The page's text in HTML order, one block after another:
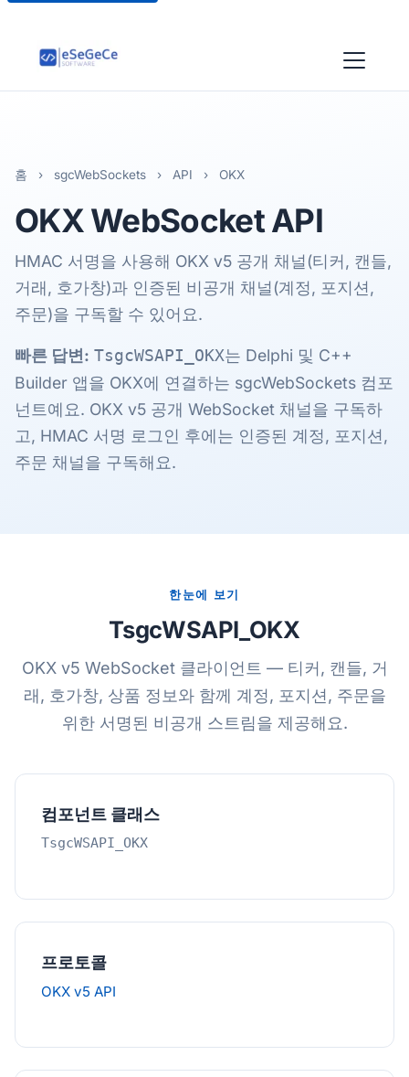
홈 › sgcWebSockets › API › OKX
OKXWebSocket API
HMAC 서명을 사용해 OKX v5 공개 채널(티커, 캔들,
거래, 호가창)과 인증된 비공개 채널(계정, 포지션,
주문)을 구독할 수 있어요.
빠른 답변: TsgcWSAPI_OKX는 Delphi 및 C++
Builder 앱을 OKX에 연결하는 sgcWebSockets 컴포
넌트예요. OKX v5 공개 WebSocket 채널을 구독하
고, HMAC 서명 로그인 후에는 인증된 계정, 포지션,
주문 채널을 구독해요.
한눈에 보기
TsgcWSAPI_OKX
OKX v5 WebSocket 클라이언트 — 티커, 캔들, 거
래, 호가창, 상품 정보와 함께 계정, 포지션, 주문을
위한 서명된 비공개 스트림을 제공해요.
컴포넌트 클래스
TsgcWSAPI_OKX
프로토콜
OKX v5 API